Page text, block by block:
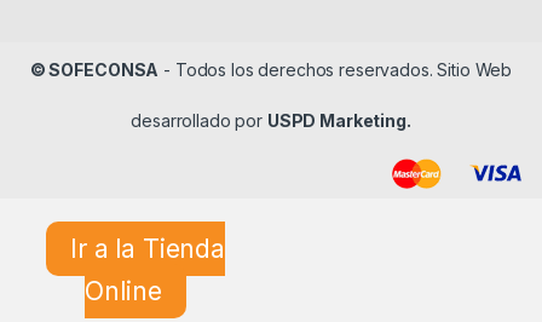
© SOFECONSA - Todos los derechos reservados. Sitio Web
desarrollado por USPD Marketing.
Ir a la Tienda
Online